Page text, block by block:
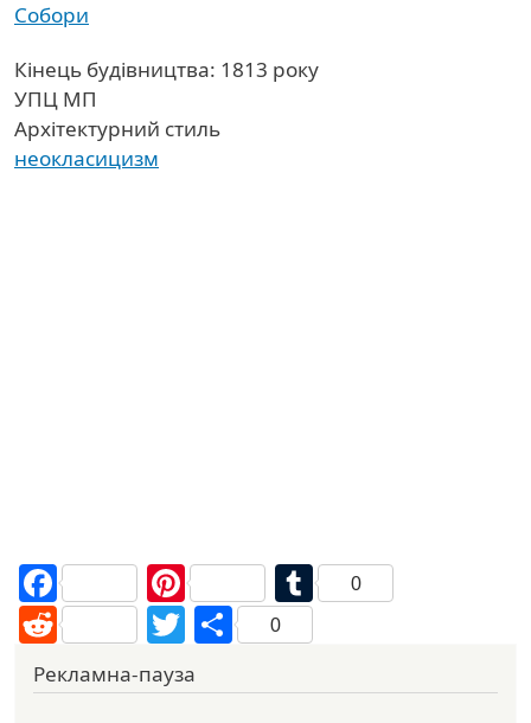
Собори
Кінець будівництва: 1813 року
УПЦ МП
Архітектурний стиль
неокласицизм
FacebookPinterestTumblr
0
Reddit Twitter
Share
0
Рекламна-пауза